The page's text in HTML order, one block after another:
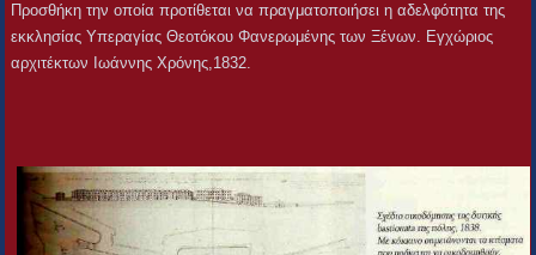
Προσθήκη την οποία προτίθεται να πραγματοποιήσει η αδελφότητα της
εκκλησίας Υπεραγίας Θεοτόκου Φανερωμένης των Ξένων. Εγχώριος
αρχιτέκτων Ιωάννης Χρόνης,1832.